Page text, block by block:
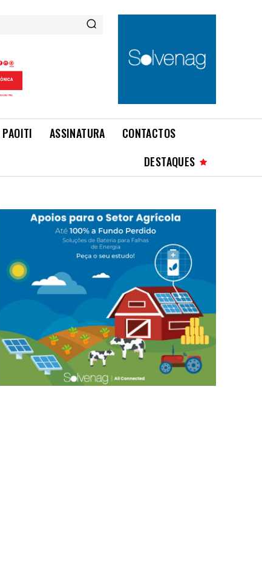
PAOITI ASSINATURA
CONTACTOS
DESTAQUES